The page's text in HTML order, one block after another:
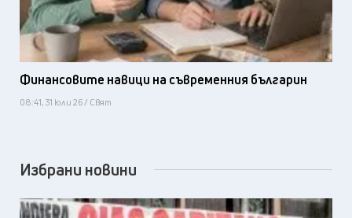
Финансовите навици на съвременния българин
08:41, 31 юли 26 / Свят
Избрани новини